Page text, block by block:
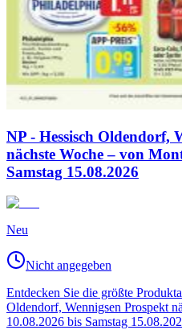
NP - Hessisch Oldendorf,
nächste Woche – von
Samstag 15.08.2026
Neu
Nicht angegeben
Entdecken Sie die größte
Oldendorf, Wennigsen Prospekt
10.08.2026 bis Samstag